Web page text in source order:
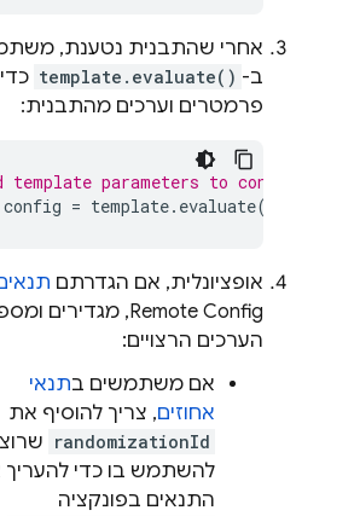
אחרי שהתבנית נטענת,
ב- template.evaluate()
פרמטרים וערכים מהתבנית:
template parameters to config
config = template. evaluate();
אופציונלית, אם הגדרתם
Remote Config, מגדירים
הערכים הרצויים:
אם משתמשים בתנאי
אחוזים, צריך להוסיף את
randomizationId
להשתמש בו כדי
התנאים בפונקציה